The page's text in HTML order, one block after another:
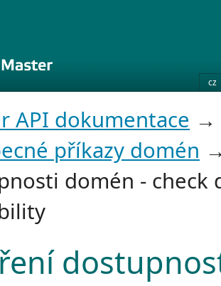
cz
API dokumentace →
příkazy domén
domén - check